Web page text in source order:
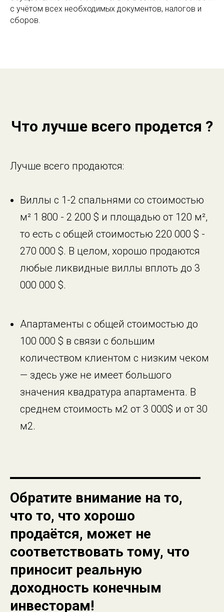
с учётом всех необходимых документов, налогов и
сборов.
Что лучше всего продется ?
Лучше всего продаются:
Виллы с 1-2 спальнями со стоимостью
м² 1 800 - 2 200 $ и площадью от 120 м²,
то есть с общей стоимостью 220 000 $ -
270 000 $. В целом, хорошо продаются
любые ликвидные виллы вплоть до 3
000 000 $.
Апартаменты с общей стоимостью до
100 000 $ в связи с большим
количеством клиентом с низким чеком
— здесь уже не имеет большого
значения квадратура апартамента. В
среднем стоимость м2 от 3 000$ и от 30
м2.
Обратите внимание на то,
что то, что хорошо
продаётся, может не
соответствовать тому, что
приносит реальную
доходность конечным
инвесторам!